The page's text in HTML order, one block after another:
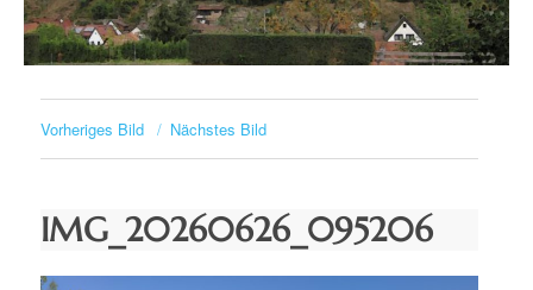
Vorheriges Bild Nächstes Bild
IMG_20260626_095206